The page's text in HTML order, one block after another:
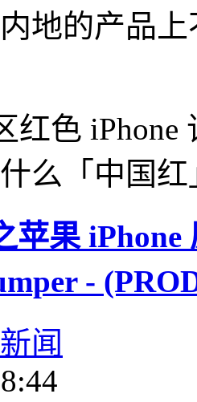
地的产品上
红色
么「中国
苹果
-
闻